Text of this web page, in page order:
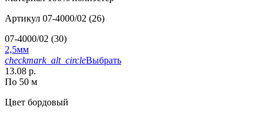
Артикул 07-4000/02 (26)
07-4000/02 (30)
2,5мм
checkmark_alt_circleВыбрать
13.08 р.
По 50 м
Цвет бордовый